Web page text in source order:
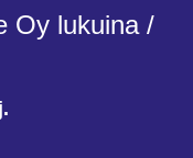
Oy lukuina /